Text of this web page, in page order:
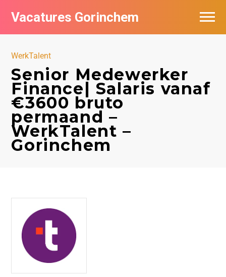
Vacatures Gorinchem
WerkTalent
Senior Medewerker
Finance| Salaris vanaf
€3600 bruto
permaand –
WerkTalent –
Gorinchem
Vacatures bij bedrijven in Gorinchem
Nieuwsbrief feed